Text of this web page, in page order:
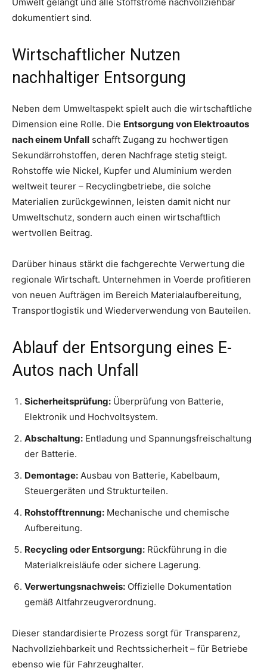
dokumentiert sind.
Wirtschaftlicher Nutzen
nachhaltiger Entsorgung
Neben dem Umweltaspekt spielt auch die wirtschaftliche
Dimension eine Rolle. Die Entsorgung von Elektroautos
nach einem Unfall schafft Zugang zu hochwertigen
Sekundärrohstoffen, deren Nachfrage stetig steigt.
Rohstoffe wie Nickel, Kupfer und Aluminium werden
weltweit teurer – Recyclingbetriebe, die solche
Materialien zurückgewinnen, leisten damit nicht nur
Umweltschutz, sondern auch einen wirtschaftlich
wertvollen Beitrag.
Darüber hinaus stärkt die fachgerechte Verwertung die
regionale Wirtschaft. Unternehmen in Voerde profitieren
von neuen Aufträgen im Bereich Materialaufbereitung,
Transportlogistik und Wiederverwendung von Bauteilen.
Ablauf der Entsorgung eines E-
Autos nach Unfall
Sicherheitsprüfung: Überprüfung von Batterie,
Elektronik und Hochvoltsystem.
Abschaltung: Entladung und Spannungsfreischaltung
der Batterie.
Demontage: Ausbau von Batterie, Kabelbaum,
Steuergeräten und Strukturteilen.
Rohstofftrennung: Mechanische und chemische
Aufbereitung.
Recycling oder Entsorgung: Rückführung in die
Materialkreisläufe oder sichere Lagerung.
Verwertungsnachweis: Offizielle Dokumentation
gemäß Altfahrzeugverordnung.
Dieser standardisierte Prozess sorgt für Transparenz,
Nachvollziehbarkeit und Rechtssicherheit – für Betriebe
ebenso wie für Fahrzeughalter.